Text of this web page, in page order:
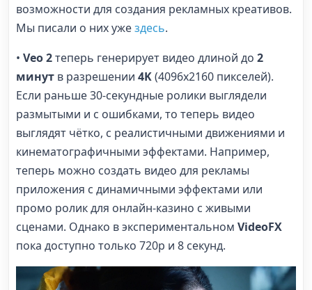
возможности для создания рекламных креативов.
Мы писали о них ужездесь.
• Veo 2теперь генерирует видео длиной до 2
минут в разрешении 4K(4096x2160 пикселей).
Если раньше 30-секундные ролики выглядели
размытыми и с ошибками, то теперь видео
выглядят чётко, с реалистичными движениями и
кинематографичными эффектами. Например,
теперь можно создать видео для рекламы
приложения с динамичными эффектами или
промо ролик для онлайн-казино с живыми
сценами. Однако в экспериментальном VideoFX
пока доступно только 720p и 8 секунд.